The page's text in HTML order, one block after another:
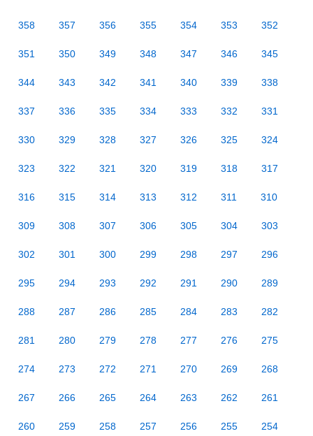
358 357 356 355 354 353 352
351 350 349 348 347 346 345
344 343 342 341 340 339 338
337 336 335 334 333 332 331
330 329 328 327 326 325 324
323 322 321 320 319 318 317
316 315 314 313 312 311 310
309 308 307 306 305 304 303
302 301 300 299 298 297 296
295 294 293 292 291 290 289
288 287 286 285 284 283 282
281 280 279 278 277 276 275
274 273 272 271 270 269 268
267 266 265 264 263 262 261
260 259 258 257 256 255 254